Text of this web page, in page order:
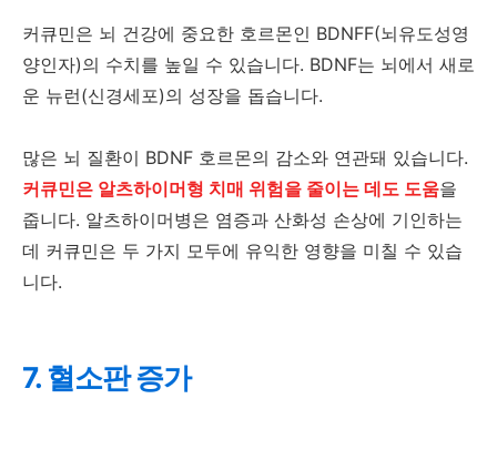
커큐민은 뇌 건강에 중요한 호르몬인 BDNFF(뇌유도성영
양인자)의 수치를 높일 수 있습니다. BDNF는 뇌에서 새로
운 뉴런(신경세포)의 성장을 돕습니다.
많은 뇌 질환이 BDNF 호르몬의 감소와 연관돼 있습니다.
커큐민은 알츠하이머형 치매 위험을 줄이는 데도 도움을
줍니다. 알츠하이머병은 염증과 산화성 손상에 기인하는
데 커큐민은 두 가지 모두에 유익한 영향을 미칠 수 있습
니다.
7. 혈소판 증가